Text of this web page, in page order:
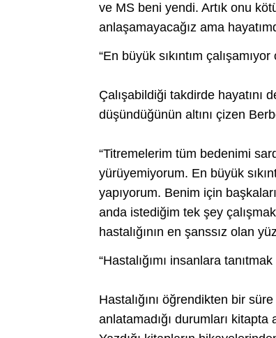
ve MS beni yendi. Artık onu
anlaşamayacağız ama
“En büyük sıkıntım çalışamıyor
Çalışabildiği takdirde
düşündüğünün altını çizen
“Titremelerim tüm bedenimi
yürüyemiyorum. En büyük
yapıyorum. Benim için
anda istediğim tek şey
hastalığının en şanssız olan
“Hastalığımı insanlara
Hastalığını öğrendikten bir
anlatamadığı durumları kitapta